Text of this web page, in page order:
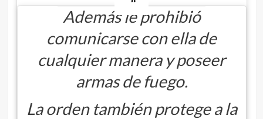
Además le prohibió
comunicarse con ella de
cualquier manera y poseer
armas de fuego.
La orden también protege a la